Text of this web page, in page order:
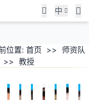
中
信
召
次
系
业
证
专业
一思
育认
开工
位置: 首页 >>
师资队
>> 教授